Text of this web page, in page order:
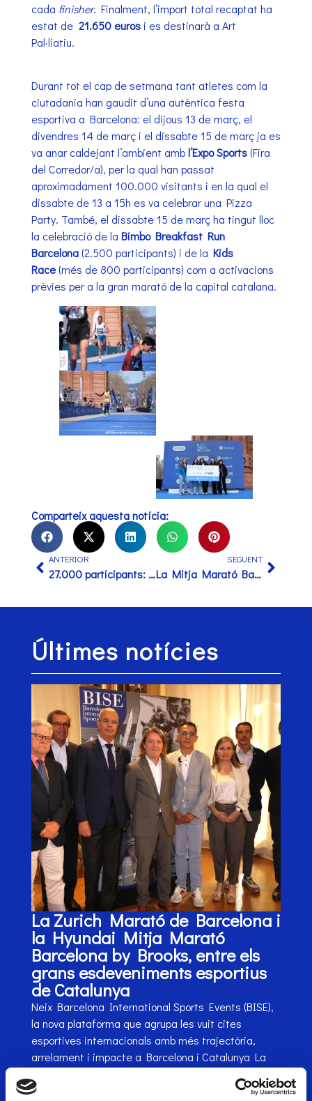
cada finisher. Finalment, l’import total recaptat ha
estat de 21.650eurosi es destinarà a Art
Pal·liatiu.
Durant tot el cap de setmana tant atletes com la
ciutadania han gaudit d’una autèntica festa
esportiva a Barcelona: el dijous 13 de març, el
divendres 14 de març i el dissabte 15 de març ja es
va anar caldejant l’ambient ambl’Expo Sports(Fira
del Corredor/a), per la qual han passat
aproximadament 100.000 visitants i en la qual el
dissabte de 13 a 15h es va celebrar una Pizza
Party. També, el dissabte 15 de març ha tingut lloc
la celebració de la Bimbo Breakfast Run
Barcelona(2.500 participants) i de la Kids
Race(més de 800 participants) com a activacions
prèvies per a la gran marató de la capital catalana.
Comparteix aquesta notícia:
ANTERIOR
27.000 participants: rècord històric de la Zurich Marató Barcelona 2025, que també acull el Campionat de Marató d’Espanya i el de Catalunya
SEGUENT
La Mitja Marató Barcelona by Brooks i la Zurich Marató Barcelona ja tenen data per al 2026 després d’un 2025 de rècords.
Últimes notícies
La Zurich Marató de Barcelona i
la Hyundai Mitja Marató
Barcelona by Brooks, entre els
grans esdeveniments esportius
de Catalunya
Neix Barcelona International Sports Events (BISE),
la nova plataforma que agrupa les vuit cites
esportives internacionals amb més trajectòria,
arrelament i impacte a Barcelona i Catalunya La
Marató Barcelona by Brooks formen part de